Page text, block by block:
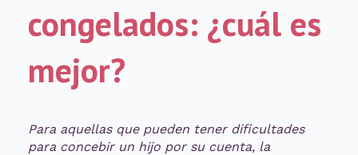
congelados: ¿cuál es
mejor?
Para aquellas que pueden tener dificultades
para concebir un hijo por su cuenta, la